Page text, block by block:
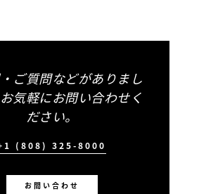
ご質問などがありまし
気軽にお問い合わせく
ださい。
(808) 325-8000
お問い合わせ